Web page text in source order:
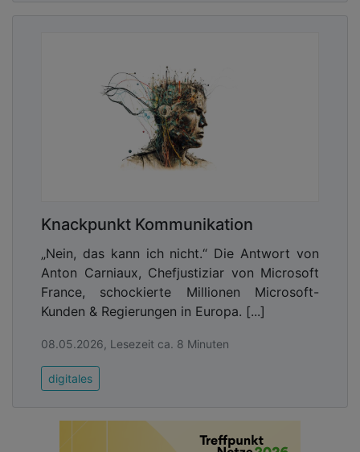
Knackpunkt Kommunikation
„Nein, das kann ich nicht.“ Die Antwort von
Anton Carniaux, Chefjustiziar von Microsoft
France, schockierte Millionen Microsoft-
Kunden & Regierungen in Europa. [...]
08.05.2026, Lesezeit ca. 8 Minuten
digitales